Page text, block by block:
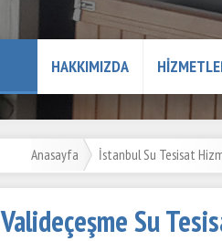
HAKKIMIZDA
Anasayfa İstanbul Su Tesisat
Valideçeşme Su